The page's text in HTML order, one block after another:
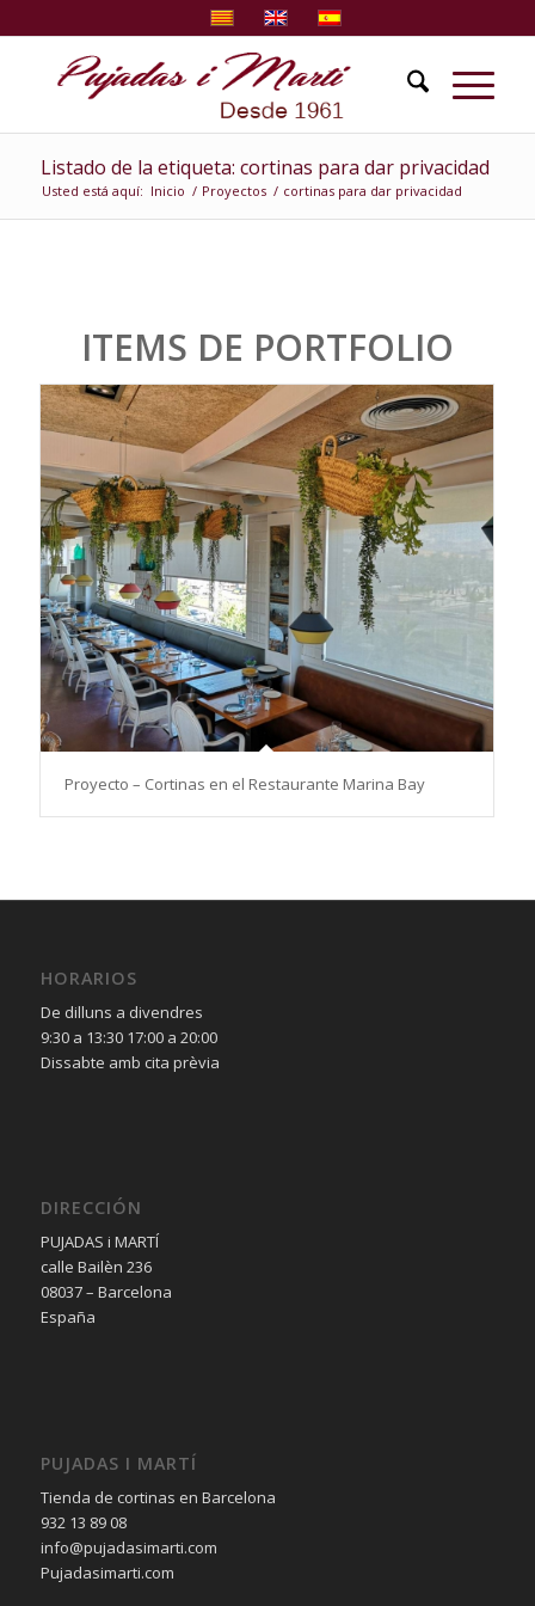
Listado de la etiqueta: cortinas para dar privacidad
Usted está aquí: Inicio / Proyectos / cortinas para dar privacidad
ITEMS DE PORTFOLIO
Proyecto – Cortinas en el Restaurante Marina Bay
HORARIOS
De dilluns a divendres
9:30 a 13:30 17:00 a 20:00
Dissabte amb cita prèvia
DIRECCIÓN
PUJADAS i MARTÍ
calle Bailèn 236
08037 – Barcelona
España
PUJADAS I MARTÍ
Tienda de cortinas en Barcelona
932 13 89 08
info@pujadasimarti.com
Pujadasimarti.com